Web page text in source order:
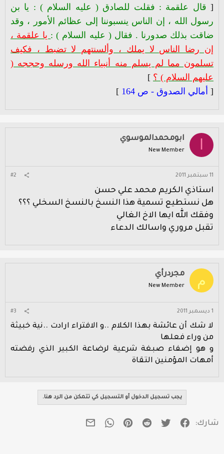
[ قال علقمة : فقلت للصادق ( عليه السلام ) : يا بن
رسول الله ، إن الناس ينسبوننا إلى عظائم الأمور ، وقد
ضاقت بذلك صدورنا . فقال ( عليه السلام ) : يا علقمة ،
إن رضا الناس لا يملك ، وألسنتهم لا تضبط ، فكيف
تسلمون مما لم يسلم منه أنبياء الله ورسله وحججه (
عليهم السلام ) ؟ ]
[ أمالي الصدوق - ص 164 ]
ابومحمدالموسوي
New Member
11 سبتمبر 2011 #2
استاذي الكريم محمد علي حسن
هل نستطيع تسمية هذا النسخ بالنسخ السخلي ؟؟؟
وفقك الله ايها الاخ الغالي
تقبل مروري واسالك الدعاء
م مجردرأي
New Member
1 ديسمبر 2011 #3
لا شك أن عائشة بهذا الكلام ..و الافتراء ارادت ..نية خبيثة
من وراء فعلها
و هو إضفاء صبغة شرعية لرضاعة الكبير الذي رفضته
أمهات المؤمنين التقاة
يجب تسجيل الدخول أو التسجيل كي تتمكن من الرد هنا.
شارك: فيسبوك
تويتر Reddit
Pinterest
WhatsApp